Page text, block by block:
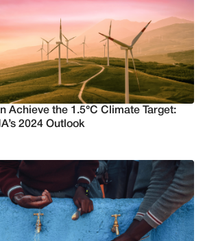
Achieve the 1.5°C Climate Target:
2024 Outlook